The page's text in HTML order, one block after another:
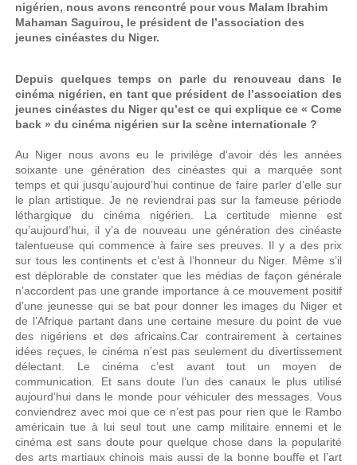
nigérien, nous avons rencontré pour vous Malam Ibrahim
Mahaman Saguirou, le président de l’association des
jeunes cinéastes du Niger.
Depuis quelques temps on parle du renouveau dans le
cinéma nigérien, en tant que président de l’association des
jeunes cinéastes du Niger qu’est ce qui explique ce « Come
back » du cinéma nigérien sur la scène internationale ?
Au Niger nous avons eu le privilège d’avoir dés les années
soixante une génération des cinéastes qui a marquée sont
temps et qui jusqu’aujourd’hui continue de faire parler d’elle sur
le plan artistique. Je ne reviendrai pas sur la fameuse période
léthargique du cinéma nigérien. La certitude mienne est
qu’aujourd’hui, il y’a de nouveau une génération des cinéaste
talentueuse qui commence à faire ses preuves. Il y a des prix
sur tous les continents et c’est à l’honneur du Niger. Même s’il
est déplorable de constater que les médias de façon générale
n’accordent pas une grande importance à ce mouvement positif
d’une jeunesse qui se bat pour donner les images du Niger et
de l’Afrique partant dans une certaine mesure du point de vue
des nigériens et des africains.Car contrairement à certaines
idées reçues, le cinéma n’est pas seulement du divertissement
délectant. Le cinéma c’est avant tout un moyen de
communication. Et sans doute l’un des canaux le plus utilisé
aujourd’hui dans le monde pour véhiculer des messages. Vous
conviendrez avec moi que ce n’est pas pour rien que le Rambo
américain tue à lui seul tout une camp militaire ennemi et le
cinéma est sans doute pour quelque chose dans la popularité
des arts martiaux chinois mais aussi de la bonne bouffe et l’art